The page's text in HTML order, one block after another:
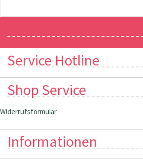
Service Hotline
Shop Service
Widerrufsformular
Informationen